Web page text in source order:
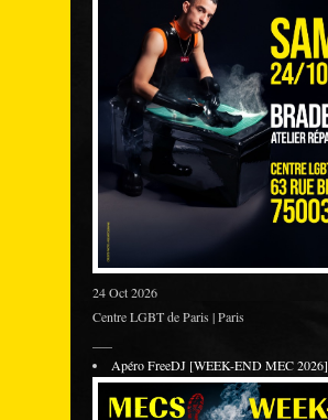
24 Oct 2026
Centre LGBT de Paris | Paris
Apéro FreeDJ [WEEK-END MEC 2026]